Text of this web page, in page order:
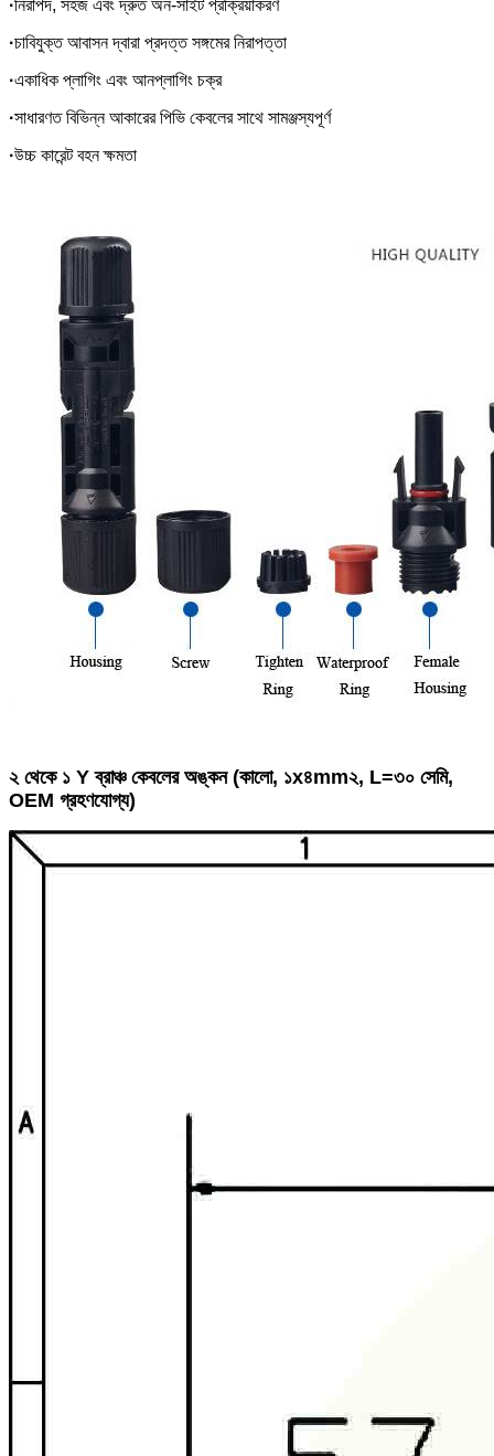
·নিরাপদ, সহজ এবং দ্রুত অন-সাইট প্রক্রিয়াকরণ
·চাবিযুক্ত আবাসন দ্বারা প্রদত্ত সঙ্গমের নিরাপত্তা
·একাধিক প্লাগিং এবং আনপ্লাগিং চক্র
·সাধারণত বিভিন্ন আকারের পিভি কেবলের সাথে সামঞ্জস্যপূর্ণ
·উচ্চ কারেন্ট বহন ক্ষমতা
২ থেকে ১ Y ব্রাঞ্চ কেবলের অঙ্কন (কালো, ১x৪mm২, L=৩০ সেমি,
OEM গ্রহণযোগ্য)